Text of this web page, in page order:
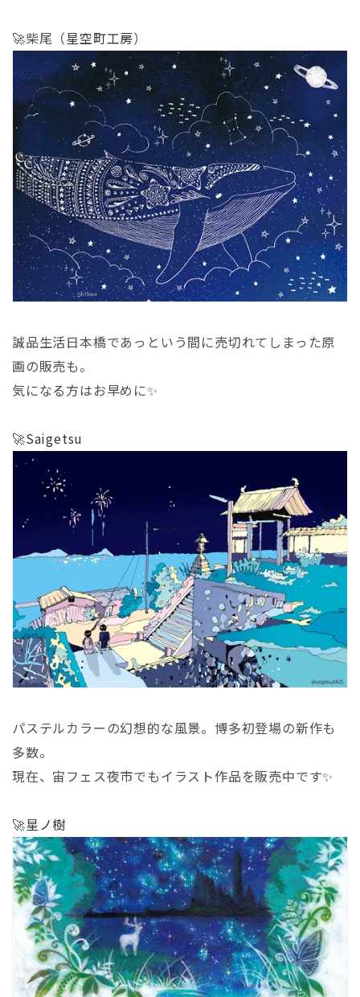
🚀柴尾（星空町工房）
誠品生活日本橋であっという間に売切れてしまった原
画の販売も。
気になる方はお早めに✨
🚀Saigetsu
パステルカラーの幻想的な風景。博多初登場の新作も
多数。
現在、宙フェス夜市でもイラスト作品を販売中です✨
🚀星ノ樹